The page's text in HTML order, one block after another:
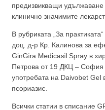
предизвикващи удължаване
клинично значимите
В рубриката „За
доц. д-р Кр. Калинова за
GinGira Medicasil Spray в
Петрова от 19 ДКЦ – София
употребата на Daivobet Gel
псориазис.
Всички статии в списание